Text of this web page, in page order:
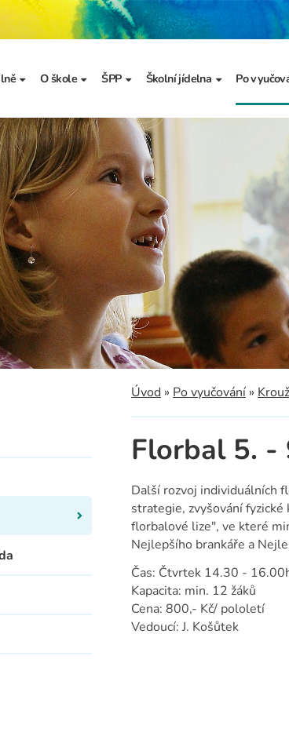
školy
školy
O škole
Základní informace
Úřední deska
Vzdělávání a výchova
Zápis do 1. třídy
Školní dokumenty
Realizované projekty
Adopce na dálku
Školská rada
ŠPP
Základní informace
Dokumenty školního
metodika prevence
Školní jídelna
Jídelníček
Po
Školní
Školní
Kroužky
Bellhop
Úvod » Po vyučování »
Florbal 5. -
Další rozvoj individuálních
strategie, zvyšování
florbalové lize", ve které
Nejlepšího brankáře a
Čas: Čtvrtek 14.30 -
Kapacita: min. 12 žáků
Cena: 800,- Kč/ pololetí
Vedoucí: J. Košůtek